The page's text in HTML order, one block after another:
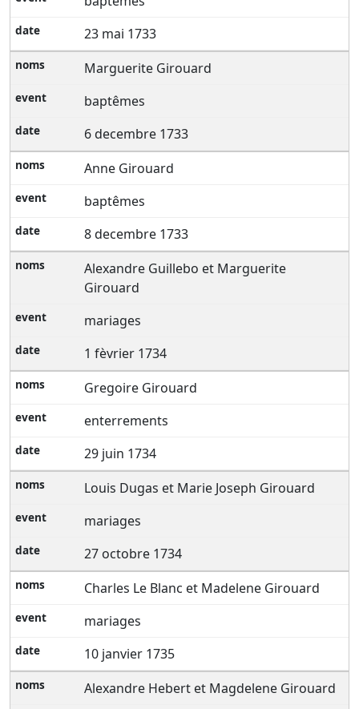
23 mai 1733
Marguerite Girouard
baptêmes
6 decembre 1733
Anne Girouard
baptêmes
8 decembre 1733
Alexandre Guillebo et Marguerite
Girouard
mariages
1 fèvrier 1734
Gregoire Girouard
enterrements
29 juin 1734
Louis Dugas et Marie Joseph Girouard
mariages
27 octobre 1734
Charles Le Blanc et Madelene Girouard
mariages
10 janvier 1735
Alexandre Hebert et Magdelene Girouard